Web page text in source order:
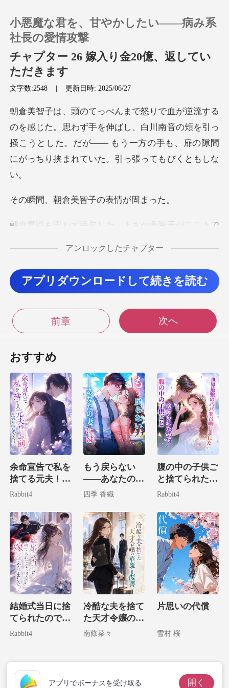
閲覧履歴
ログアウトします
検索
小悪魔な君を、甘やかしたい――病み系
社長の愛情攻撃
チャプター 26 嫁入り金20億、返してい
ただきます
文字数:2548 |更新日時: 2025/06/27
ず手を伸ばし、白川南音の頬を引っ
掻こうとした。だが―― もう一方
倉美智子の表
がここまで
瞬ぽかんとし
稽すぎて、その場の空気は
に引かないこの姑が、こ
んな
アンロックしたチャプター
アプリダウンロードして続きを読む
前章 次へ
おすすめ
余命宣告で私を
捨てる元夫！？
実は病気なのは
Rabbit4
もう戻らない
――あなたの妻
には
四季 香織
腹の中の子供ご
と捨てられたの
で、世界最強の
した。
Rabbit4
結婚式当日に捨
てられたので、
そいつの宿敵に
Rabbit4
冷酷な夫を捨て
た天才令嬢の華
麗なる復讐
南條菜々
片思いの代償
雪村 桜
アプリでボーナスを受け取る 開く